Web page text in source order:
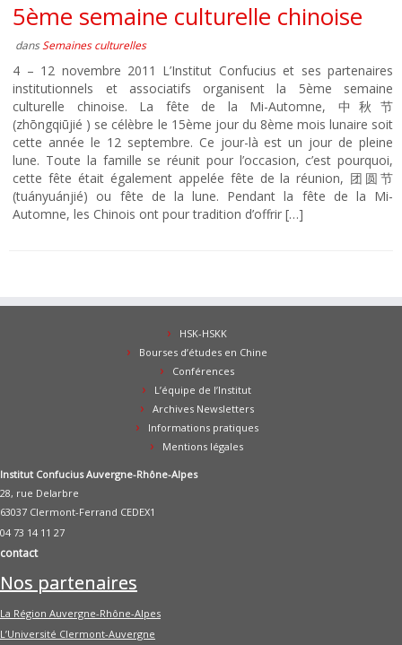
5ème semaine culturelle chinoise
dansSemaines culturelles
4 – 12 novembre 2011 L’Institut Confucius et ses partenaires
institutionnels et associatifs organisent la 5ème semaine
culturelle chinoise. La fête de la Mi-Automne, 中秋节
(zhōngqiūjié ) se célèbre le 15ème jour du 8ème mois lunaire soit
cette année le 12 septembre. Ce jour-là est un jour de pleine
lune. Toute la famille se réunit pour l’occasion, c’est pourquoi,
cette fête était également appelée fête de la réunion, 团圆节
(tuányuánjié) ou fête de la lune. Pendant la fête de la Mi-
Automne, les Chinois ont pour tradition d’offrir […]
HSK-HSKK
Bourses d’études en Chine
Conférences
L’équipe de l’Institut
Archives Newsletters
Informations pratiques
Mentions légales
Institut Confucius Auvergne-Rhône-Alpes
28, rue Delarbre
63037 Clermont-Ferrand CEDEX1
04 73 14 11 27
contact
Nos partenaires
La Région Auvergne-Rhône-Alpes
L’Université Clermont-Auvergne